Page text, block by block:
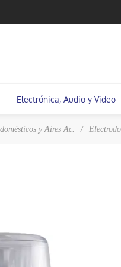
Electrónica, Audio y Video
y Aires Ac. /